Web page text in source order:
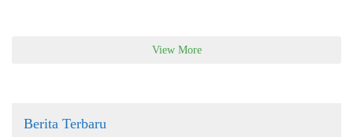
View More
Berita Terbaru